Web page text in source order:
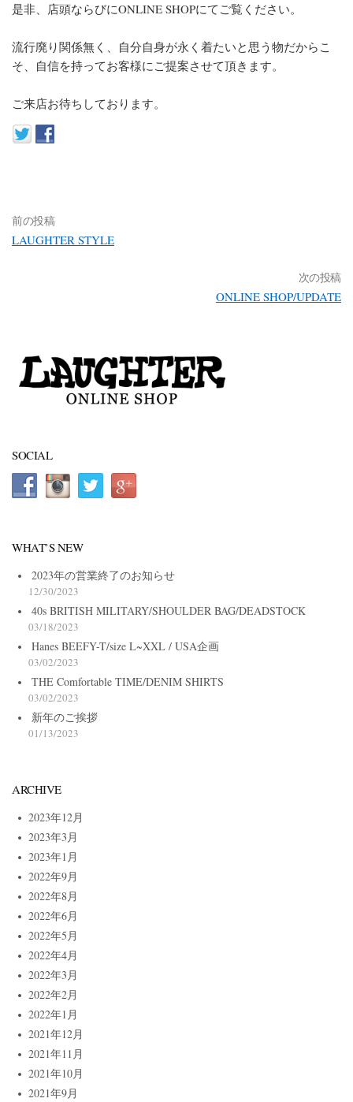
是非、店頭ならびにONLINE SHOPにてご覧ください。
流行廃り関係無く、自分自身が永く着たいと思う物だからこ
そ、自信を持ってお客様にご提案させて頂きます。
ご来店お待ちしております。
前の投稿
LAUGHTER STYLE
次の投稿
ONLINE SHOP/UPDATE
SOCIAL
WHAT’S NEW
2023年の営業終了のお知らせ
12/30/2023
40s BRITISH MILITARY/SHOULDER BAG/DEADSTOCK
03/18/2023
Hanes BEEFY-T/size L~XXL / USA企画
03/02/2023
THE Comfortable TIME/DENIM SHIRTS
03/02/2023
新年のご挨拶
01/13/2023
ARCHIVE
2023年12月
2023年3月
2023年1月
2022年9月
2022年8月
2022年6月
2022年5月
2022年4月
2022年3月
2022年2月
2022年1月
2021年12月
2021年11月
2021年10月
2021年9月